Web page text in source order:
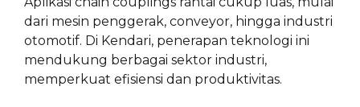
dari mesin penggerak, conveyor, hingga industri
otomotif. Di Kendari, penerapan teknologi ini
mendukung berbagai sektor industri,
memperkuat efisiensi dan produktivitas.